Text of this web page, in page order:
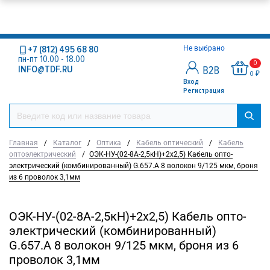
Не выбрано
Вход
Регистрация
0
0 ₽
+7 (812) 495 68 80
пн-пт 10.00 - 18.00
INFO@TDF.RU
Главная / Каталог / Оптика / Кабель оптический /
Кабель
оптоэлектрический
/ ОЭК-НУ-(02-8А-2,5кН)+2х2,5) Кабель опто-
электрический (комбинированный) G.657.A 8 волокон 9/125 мкм, броня
из 6 проволок 3,1мм
ОЭК-НУ-(02-8А-2,5кН)+2х2,5) Кабель опто-
электрический (комбинированный)
G.657.A 8 волокон 9/125 мкм, броня из 6
проволок 3,1мм